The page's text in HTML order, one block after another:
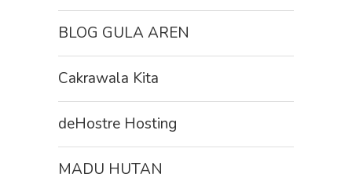
BLOG GULA AREN
Cakrawala Kita
deHostre Hosting
MADU HUTAN